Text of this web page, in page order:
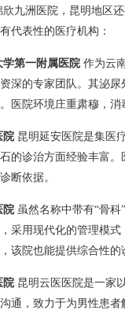
欣九洲医院，昆明地区
代表性的医疗机构：
学第一附属医院 作为云
深的专家团队。其泌
医院环境庄重肃穆，消
院 昆明延安医院是集医
的诊治方面经验丰富
断依据。
院 虽然名称中带有“骨
采用现代化的管理模
该院也能提供综合性的
院 昆明云医医院是一家
通，致力于为男性患